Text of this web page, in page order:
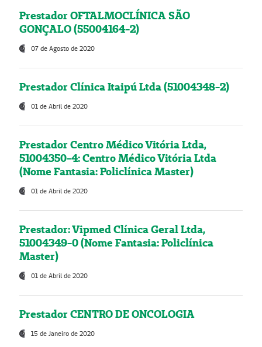
Prestador OFTALMOCLÍNICA SÃO
GONÇALO (55004164-2)
07 de Agosto de 2020
Prestador Clínica Itaipú Ltda (51004348-2)
01 de Abril de 2020
Prestador Centro Médico Vitória Ltda,
51004350-4: Centro Médico Vitória Ltda
(Nome Fantasia: Policlínica Master)
01 de Abril de 2020
Prestador: Vipmed Clínica Geral Ltda,
51004349-0 (Nome Fantasia: Policlínica
Master)
01 de Abril de 2020
Prestador CENTRO DE ONCOLOGIA
15 de Janeiro de 2020